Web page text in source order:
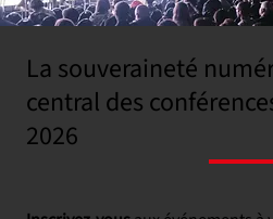
La souveraineté
central des
2026